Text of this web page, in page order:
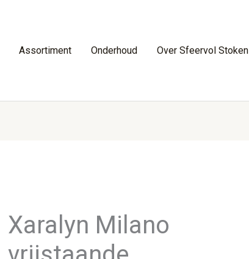
Assortiment Onderhoud Over Sfeervol Stoken
Xaralyn Milano